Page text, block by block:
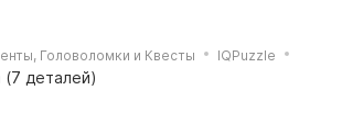
Головоломки и Квесты IQPuzzle
(7 деталей)